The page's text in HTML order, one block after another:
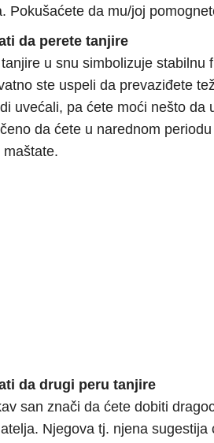
Pokušaćete da mu/joj
da perete tanjire
u snu simbolizuje stabilnu
ste uspeli da prevaziđete
uvećali, pa ćete moći nešto da
da ćete u narednom
maštate.
da drugi peru tanjire
san znači da ćete dobiti
Njegova tj. njena